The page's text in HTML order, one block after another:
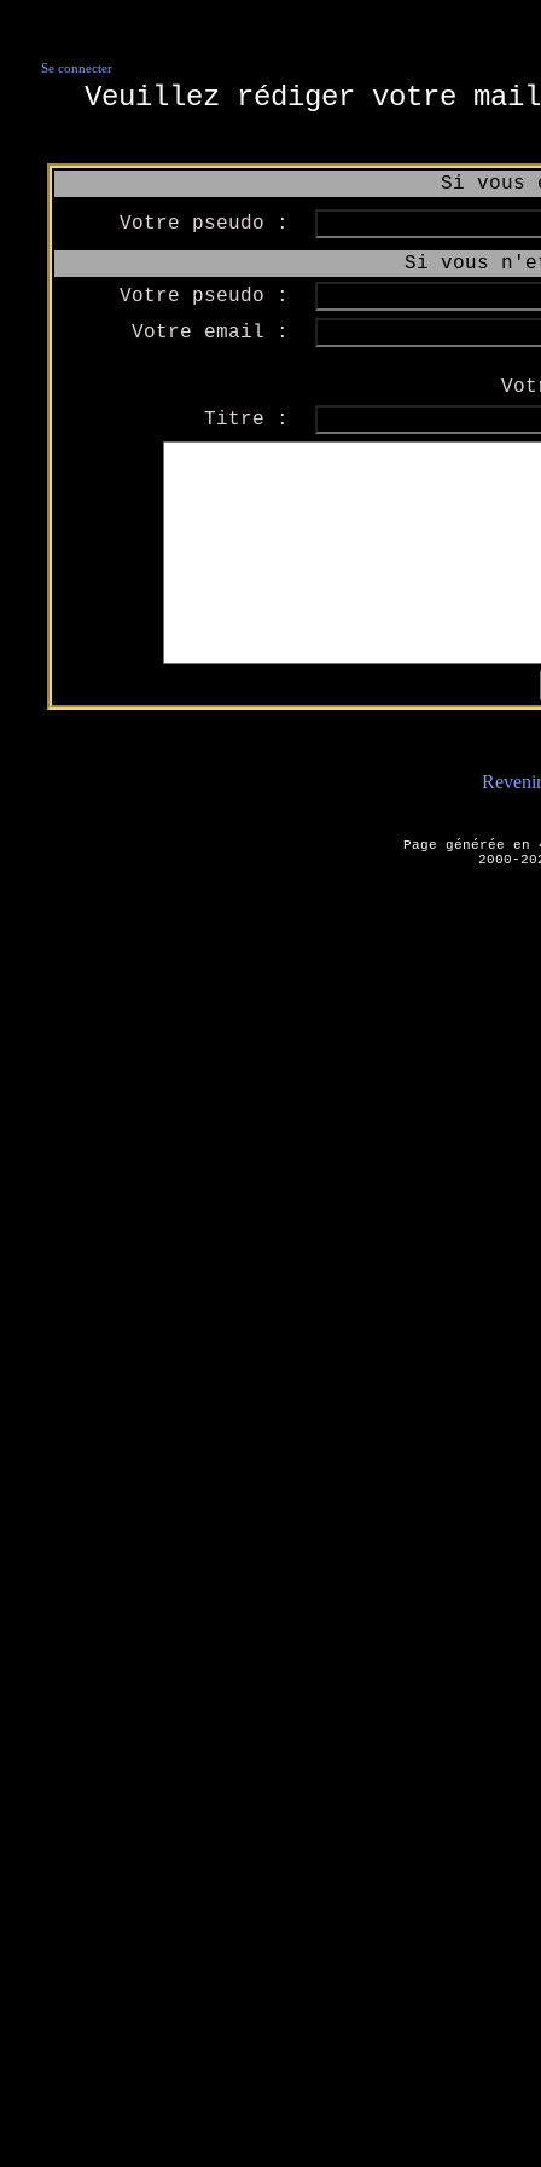
Se connecter
Veuillez rédiger votre mail
Si vous
Votre pseudo :
Si vous
Votre pseudo :
Votre email :
Titre :
Page générée
2000-